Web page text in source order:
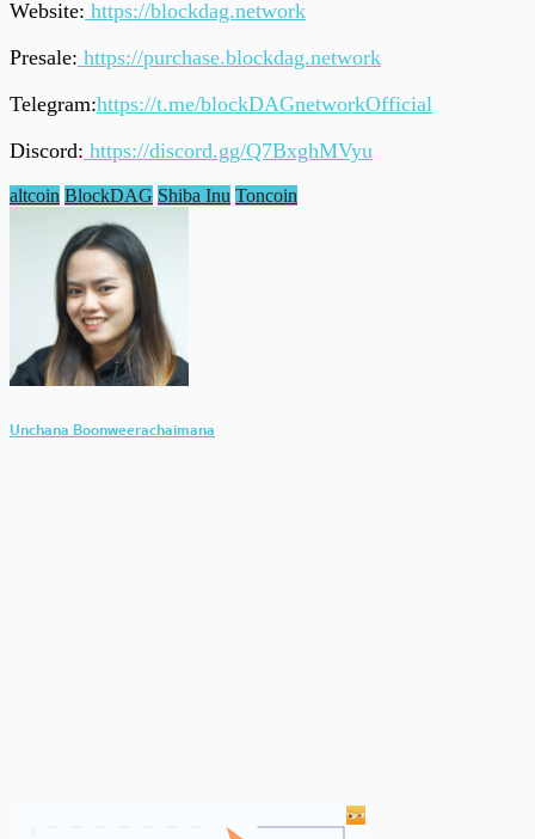
Website: https://blockdag.network
Presale: https://purchase.blockdag.network
Telegram:https://t.me/blockDAGnetworkOfficial
Discord: https://discord.gg/Q7BxghMVyu
altcoin BlockDAG Shiba Inu Toncoin
Unchana Boonweerachaimana